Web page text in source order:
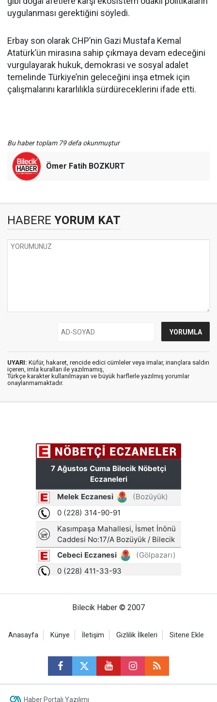
uygulanması gerektiğini söyledi.
Erbay son olarak CHP’nin Gazi Mustafa Kemal
Atatürk’ün mirasına sahip çıkmaya devam edeceğini
vurgulayarak hukuk, demokrasi ve sosyal adalet
temelinde Türkiye’nin geleceğini inşa etmek için
çalışmalarını kararlılıkla sürdüreceklerini ifade etti.
Bu haber toplam 79 defa okunmuştur
Ömer Fatih BOZKURT
HABERE YORUM KAT
UYARI: Küfür, hakaret, rencide edici cümleler veya imalar, inançlara saldırı
içeren, imla kuralları ile yazılmamış,
Türkçe karakter kullanılmayan ve büyük harflerle yazılmış yorumlar
onaylanmamaktadır.
Bilecik Haber © 2007
Anasayfa Künye İletişim Gizlilik İlkeleri Sitene Ekle
Haber Portalı Yazılımı